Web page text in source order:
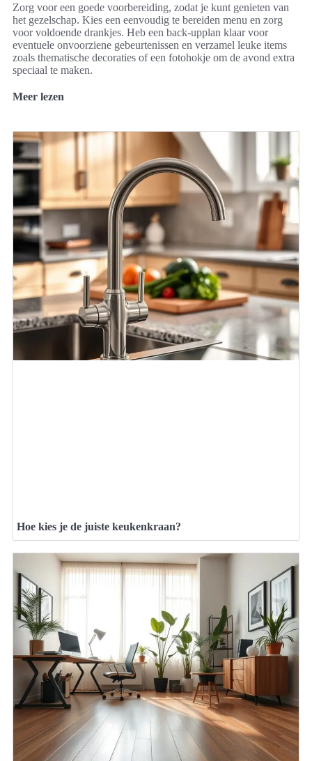
Zorg voor een goede voorbereiding, zodat je kunt genieten van
het gezelschap. Kies een eenvoudig te bereiden menu en zorg
voor voldoende drankjes. Heb een back-upplan klaar voor
eventuele onvoorziene gebeurtenissen en verzamel leuke items
zoals thematische decoraties of een fotohokje om de avond extra
speciaal te maken.
Meer lezen
Hoe kies je de juiste keukenkraan?